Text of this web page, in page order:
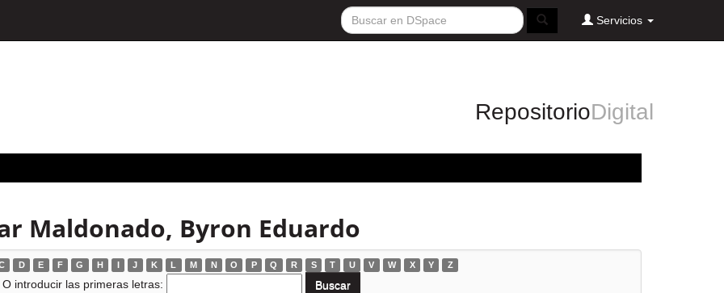
Servicios
RepositorioDigital
Maldonado, Byron Eduardo
D E F G H I J K L M N O P Q R S T U V W X Y Z
O introducir las primeras letras: